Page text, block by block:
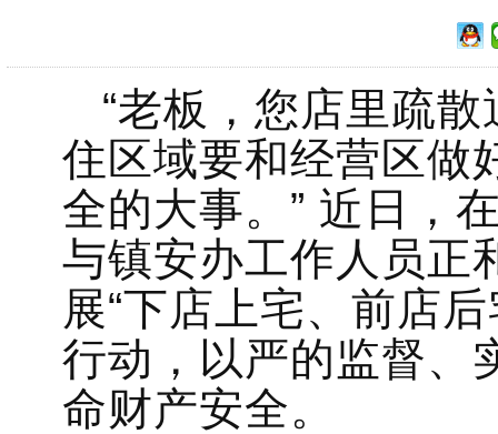
“老板，您店里疏
住区域要和经营区做
全的大事。” 近日，
与镇安办工作人员正
展“下店上宅、前店
行动，以严的监督、
命财产安全。